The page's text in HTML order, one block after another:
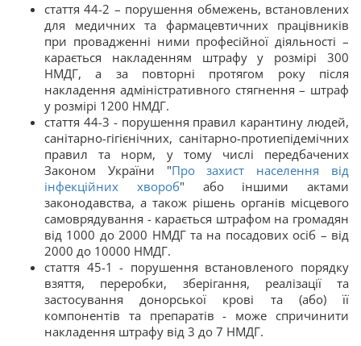
стаття 44-2 – порушення обмежень, встановлених
для медичних та фармацевтичних працівників
при провадженні ними професійної діяльності –
карається накладенням штрафу у розмірі 300
НМДГ, а за повторні протягом року після
накладення адміністративного стягнення – штраф
у розмірі 1200 НМДГ.
стаття 44-3 - порушення правил карантину людей,
санітарно-гігієнічних, санітарно-протиепідемічних
правил та норм, у тому числі передбачених
Законом України "Про захист населення від
інфекційних хвороб" або іншими актами
законодавства, а також рішень органів місцевого
самоврядування - карається штрафом на громадян
від 1000 до 2000 НМДГ та на посадових осіб – від
2000 до 10000 НМДГ.
стаття 45-1 - порушення встановленого порядку
взяття, переробки, зберігання, реалізації та
застосування донорської крові та (або) її
компонентів та препаратів - може спричинити
накладення штрафу від 3 до 7 НМДГ.